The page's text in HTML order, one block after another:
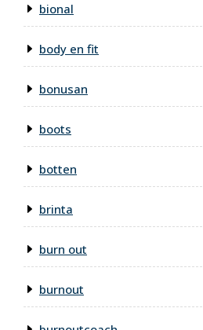
bional
body en fit
bonusan
boots
botten
brinta
burn out
burnout